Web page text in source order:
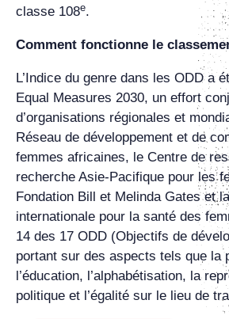
classe 108e.
Comment fonctionne le
L’Indice du genre dans les ODD a
Equal Measures 2030, un effort
d’organisations régionales et
Réseau de développement et de
femmes africaines, le Centre de
recherche Asie-Pacifique pour les
Fondation Bill et Melinda Gates et
internationale pour la santé des
14 des 17 ODD (Objectifs de
portant sur des aspects tels que la
l’éducation, l’alphabétisation, la
politique et l’égalité sur le lieu de